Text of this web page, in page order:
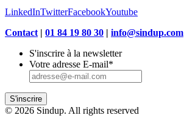
LinkedInTwitterFacebookYoutube
Contact | 01 84 19 80 30 | info@sindup.com
S'inscrire à la newsletter
Votre adresse E-mail*
S'inscrire
© 2026 Sindup. All rights reserved